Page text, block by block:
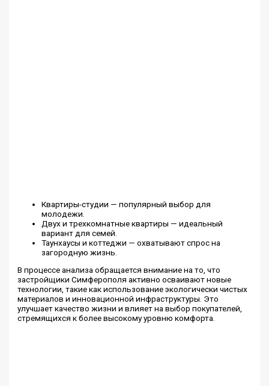
Квартиры-студии — популярный выбор для
молодежи.
Двух и трехкомнатные квартиры — идеальный
вариант для семей.
Таунхаусы и коттеджи — охватывают спрос на
загородную жизнь.
В процессе анализа обращается внимание на то, что
застройщики Симферополя активно осваивают новые
технологии, такие как использование экологически чистых
материалов и инновационной инфраструктуры. Это
улучшает качество жизни и влияет на выбор покупателей,
стремящихся к более высокому уровню комфорта.